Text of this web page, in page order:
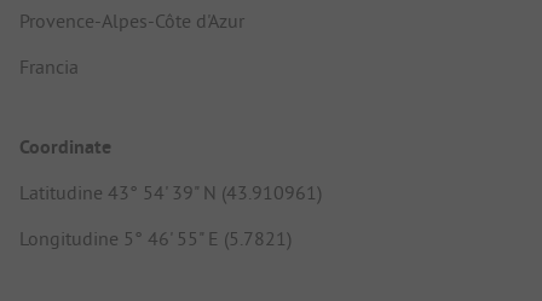
Provence-Alpes-Côte d'Azur
Francia
Coordinate
Latitudine 43° 54' 39" N (43.910961)
Longitudine 5° 46' 55" E (5.7821)